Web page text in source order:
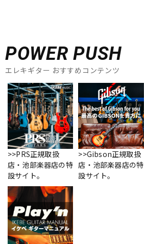
POWER PUSH
エレキギター おすすめコンテンツ
>>PRS正規取扱
店・池部楽器店の特
設サイト。
>>Gibson正規取扱
店・池部楽器店の特
設サイト。